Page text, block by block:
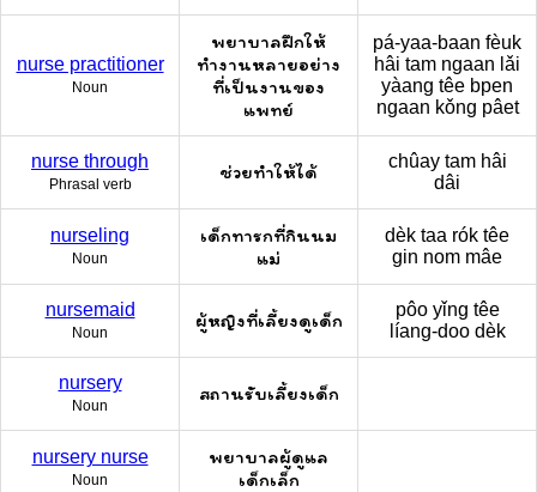
nurse practitioner
Noun
พยาบาลฝึกให้
ทำงานหลายอย่าง
ที่เป็นงานของ
แพทย์
pá-yaa-baan fèuk
hâi tam ngaan lǎi
yàang têe bpen
ngaan kǒng pâet
nurse through
Phrasal verb
ช่วยทำให้ได้
chûay tam hâi
dâi
nurseling
Noun
เด็กทารกที่กินนม
แม่
dèk taa rók têe
gin nom mâe
nursemaid
Noun
ผู้หญิงที่เลี้ยงดูเด็ก
pôo yǐng têe
líang-doo dèk
nursery
Noun
สถานรับเลี้ยงเด็ก
nursery nurse
Noun
พยาบาลผู้ดูแล
เด็กเล็ก